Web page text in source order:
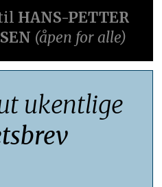
HANS-PETTER
(åpen for alle)
ukentlige